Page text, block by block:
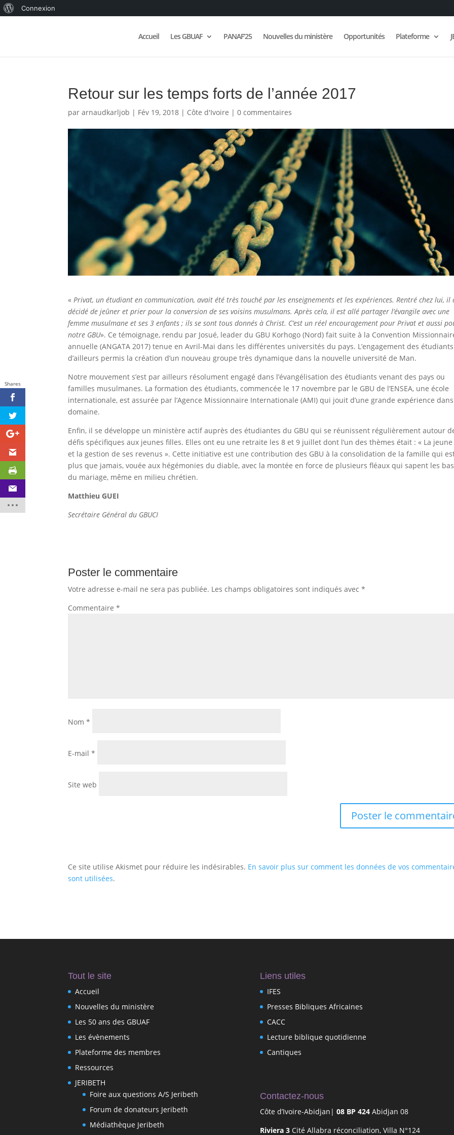
WordPress
Connexion
Accueil Les GBUAF PANAF’25 Nouvelles du ministère Opportunités Plateforme
Retour sur les temps forts de l’année 2017
pararnaudkarljob | Fév 19, 2018 | Côte d'Ivoire |0 commentaires
« Privat, un étudiant en communication, avait été très touché par les enseignements et les expériences. Rentré chez lui, il
décidé de jeûner et prier pour la conversion de ses voisins musulmans. Après cela, il est allé partager l’évangile avec une
femme musulmane et ses 3 enfants ; ils se sont tous donnés à Christ. C’est un réel encouragement pour Privat et aussi
notre GBU». Ce témoignage, rendu par Josué, leader du GBU Korhogo (Nord) fait suite à la Convention
annuelle (ANGATA 2017) tenue en Avril-Mai dans les différentes universités du pays. L’engagement des
d’ailleurs permis la création d’un nouveau groupe très dynamique dans la nouvelle université de Man.
Notre mouvement s’est par ailleurs résolument engagé dans l’évangélisation des étudiants venant des pays ou
familles musulmanes. La formation des étudiants, commencée le 17 novembre par le GBU de l’ENSEA, une école
internationale, est assurée par l’Agence Missionnaire Internationale (AMI) qui jouit d’une grande expérience
domaine.
Enfin, il se développe un ministère actif auprès des étudiantes du GBU qui se réunissent régulièrement autour
défis spécifiques aux jeunes filles. Elles ont eu une retraite les 8 et 9 juillet dont l’un des thèmes était : « La
et la gestion de ses revenus ». Cette initiative est une contribution des GBU à la consolidation de la famille qui
plus que jamais, vouée aux hégémonies du diable, avec la montée en force de plusieurs fléaux qui sapent les
du mariage, même en milieu chrétien.
Matthieu GUEI
Secrétaire Général du GBUCI
Poster le commentaire
Votre adresse e-mail ne sera pas publiée. Les champs obligatoires sont indiqués avec*
Commentaire*
Nom*
E-mail*
Site web
Ce site utilise Akismet pour réduire les indésirables. En savoir plus sur comment les données de vos
sont utilisées.
Tout le site
Accueil
Nouvelles du ministère
Les 50 ans des GBUAF
Les évènements
Plateforme des membres
Ressources
JERIBETH
Foire aux questions A/S Jeribeth
Forum de donateurs Jeribeth
Médiathèque Jeribeth
Liens utiles
IFES
Presses Bibliques Africaines
CACC
Lecture biblique quotidienne
Cantiques
Contactez-nous
Côte d’Ivoire-Abidjan| 08 BP 424Abidjan 08
Riviera 3Cité Allabra réconciliation, Villa N°124
Shares